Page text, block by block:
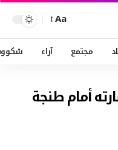
Aa
مجتمع آراء
أمام طنجة